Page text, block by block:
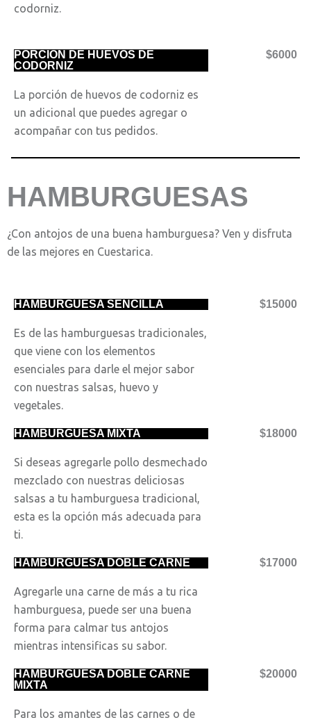
codorniz.
PORCIÓN DE HUEVOS DE
CODORNIZ
La porción de huevos de codorniz es
un adicional que puedes agregar o
acompañar con tus pedidos.
$6000
HAMBURGUESAS
¿Con antojos de una buena hamburguesa? Ven y disfruta
de las mejores en Cuestarica.
HAMBURGUESA SENCILLA
Es de las hamburguesas tradicionales,
que viene con los elementos
esenciales para darle el mejor sabor
con nuestras salsas, huevo y
vegetales.
$15000
HAMBURGUESA MIXTA
Si deseas agregarle pollo desmechado
mezclado con nuestras deliciosas
salsas a tu hamburguesa tradicional,
esta es la opción más adecuada para
ti.
$18000
HAMBURGUESA DOBLE CARNE
Agregarle una carne de más a tu rica
hamburguesa, puede ser una buena
forma para calmar tus antojos
mientras intensificas su sabor.
$17000
HAMBURGUESA DOBLE CARNE
MIXTA
Para los amantes de las carnes o de
$20000